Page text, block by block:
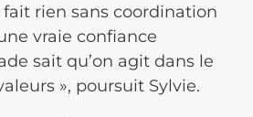
fait rien sans coordination
vraie confiance
sait qu’on agit dans le
», poursuit Sylvie.